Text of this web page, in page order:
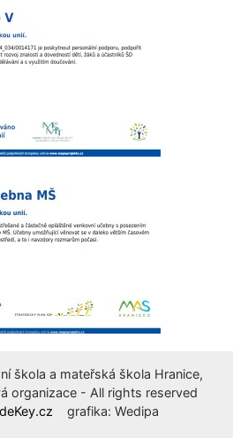
škola a mateřská škola Hranice,
organizace - All rights reserved
grafika: Wedipa